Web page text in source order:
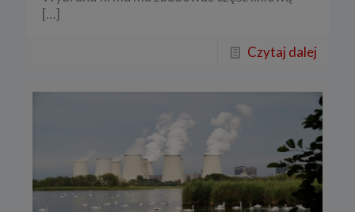
[…]
Czytaj dalej